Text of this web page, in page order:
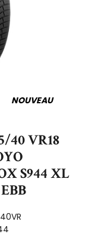
NOUVEAU
40 VR18
S944 XL